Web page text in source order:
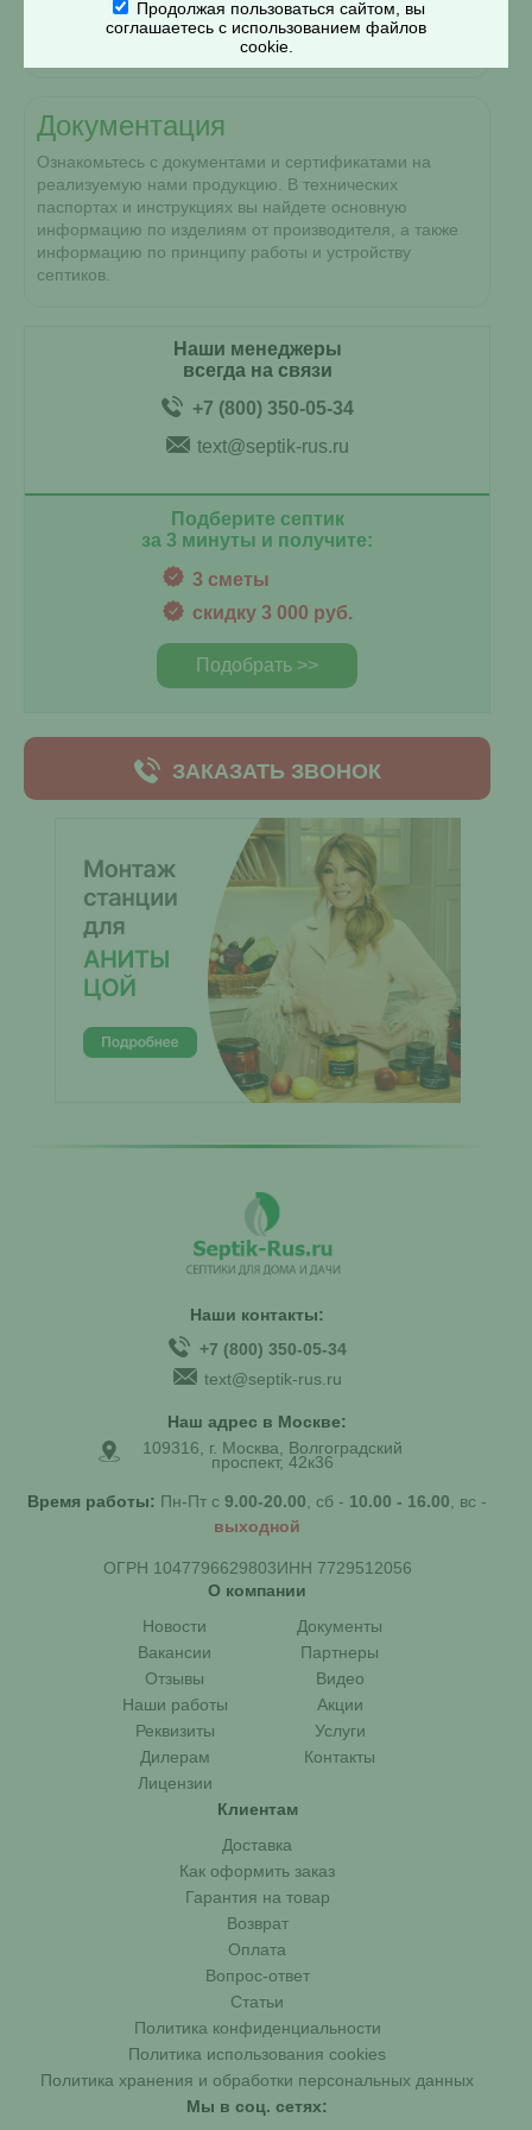
Наши менеджеры
всегда на связи
+7 (800) 350-05-34
text@septik-rus.ru
Подберите септик
за 3 минуты и получите:
3 сметы
скидку 3 000 руб.
Подобрать >>
ЗАКАЗАТЬ ЗВОНОК
книгах собраны как общие вопросы по канализации, так
и практические советы по монтажу.
Документация
Ознакомьтесь с документами и сертификатами на
реализуемую нами продукцию. В технических
паспортах и инструкциях вы найдете основную
информацию по изделиям от производителя, а также
информацию по принципу работы и устройству
септиков.
Наши контакты:
+7 (800) 350-05-34
text@septik-rus.ru
Наш адрес в Москве:
109316, г. Москва, Волгоградский
проспект, 42к36
Время работы: Пн-Пт с 9.00-20.00 , сб - 10.00 - 16.00 , вс -
выходной
ОГРН 1047796629803ИНН 7729512056
О компании
Новости
Документы
Вакансии
Партнеры
Отзывы
Видео
Наши работы
Акции
Реквизиты
Услуги
Дилерам
Контакты
Лицензии
Клиентам
Доставка
Как оформить заказ
Гарантия на товар
Возврат
Оплата
Вопрос-ответ
Статьи
Политика конфиденциальности
Политика использования cookies
Политика хранения и обработки персональных данных
Мы в соц. сетях:
Продолжая пользоваться сайтом, вы
соглашаетесь с использованием файлов
cookie.